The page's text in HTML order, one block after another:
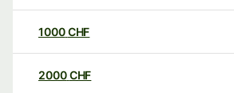
1000CHF
2000CHF